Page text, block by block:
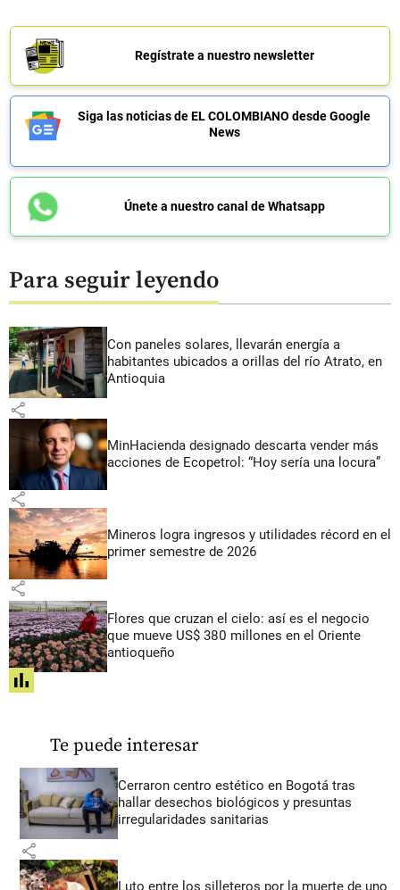
Regístrate a nuestro newsletter
Siga las noticias de EL COLOMBIANO desde Google
News
Únete a nuestro canal de Whatsapp
Para seguir leyendo
Con paneles solares, llevarán energía a
habitantes ubicados a orillas del río Atrato, en
Antioquia
share
MinHacienda designado descarta vender más
acciones de Ecopetrol: “Hoy sería una locura”
share
Mineros logra ingresos y utilidades récord en el
primer semestre de 2026
share
Flores que cruzan el cielo: así es el negocio
que mueve US$ 380 millones en el Oriente
antioqueño
share
Te puede interesar
Cerraron centro estético en Bogotá tras
hallar desechos biológicos y presuntas
irregularidades sanitarias
share
Luto entre los silleteros por la muerte de uno